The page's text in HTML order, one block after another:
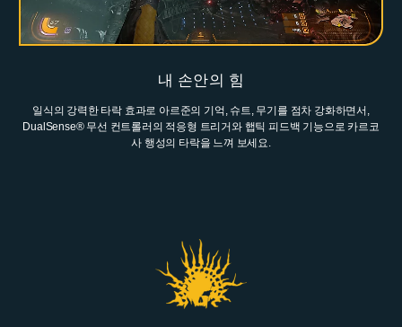
내 손안의 힘
일식의 강력한 타락 효과로 아르준의 기억, 슈트, 무기를 점차 강화하면서,
DualSense® 무선 컨트롤러의 적응형 트리거와 햅틱 피드백 기능으로 카르코
사 행성의 타락을 느껴 보세요.